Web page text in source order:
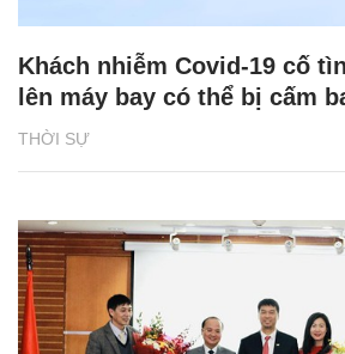
THỜI SỰ
Khách nhiễm Covid-19 cố
lên máy bay có thể bị cấm